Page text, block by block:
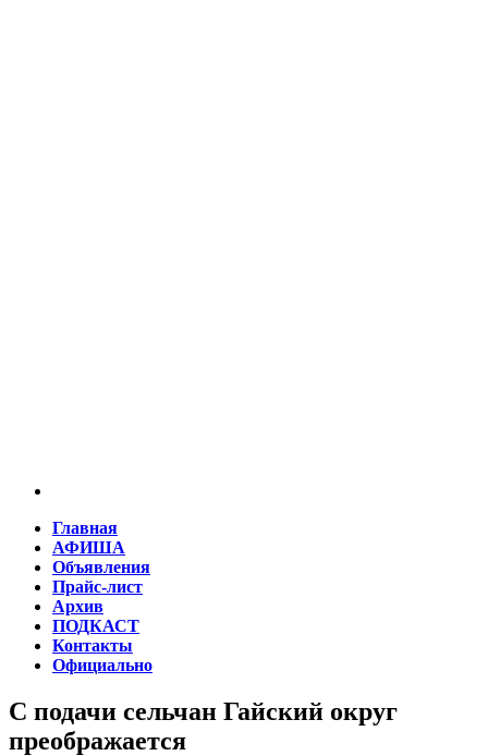
Главная
АФИША
Объявления
Прайс-лист
Архив
ПОДКАСТ
Контакты
Официально
С подачи сельчан Гайский округ
преображается